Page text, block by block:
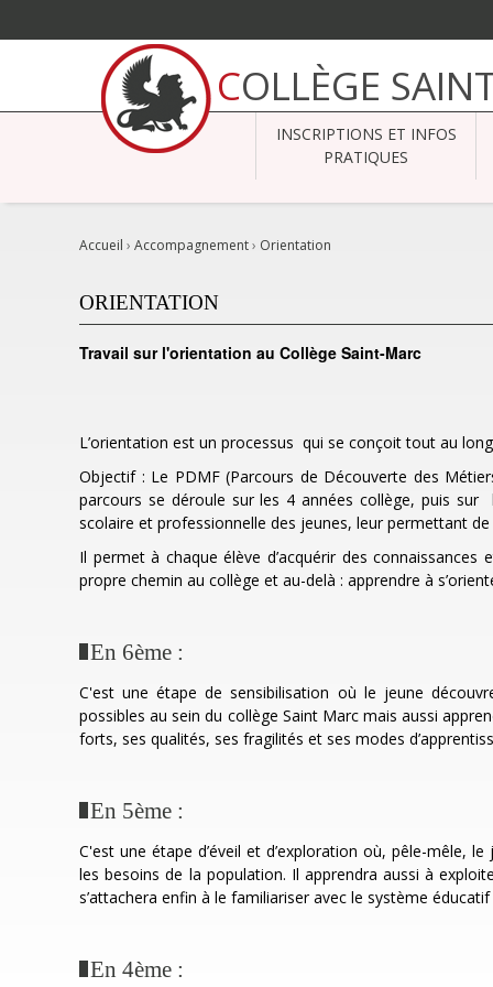
contenu.
Aller
COLLÈGE
INSCRIPTIONS ET INFOS
PRATIQUES
Accueil › Accompagnement› Orientation
ORIENTATION
Travail sur l'orientation au Collège Saint-Marc
L’orientation est un processus qui se conçoit tout au
Objectif : Le PDMF (Parcours de Découverte des
parcours se déroule sur les 4 années collège, puis
scolaire et professionnelle des jeunes, leur permettant
Il permet à chaque élève d’acquérir des
propre chemin au collège et au-delà : apprendre à
En 6ème :
C'est une étape de sensibilisation où le jeune
possibles au sein du collège Saint Marc mais aussi
forts, ses qualités, ses fragilités et ses modes
En 5ème :
C'est une étape d’éveil et d’exploration où, pêle-mêle,
les besoins de la population. Il apprendra aussi à
s’attachera enfin à le familiariser avec le système
En 4ème :